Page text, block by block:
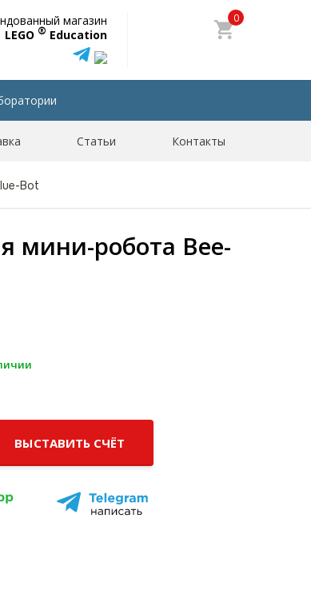
магазин
LEGO ® Education
0
Статьи Контакты
Bot
мини-робота Bee-
ВЫСТАВИТЬ СЧЁТ